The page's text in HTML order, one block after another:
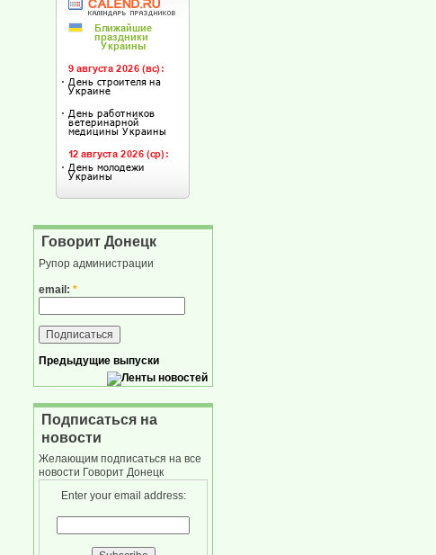
Говорит Донецк
Рупор администрации
email: *
Предыдущие выпуски
Подписаться на
новости
Желающим подписаться на все
новости Говорит Донецк
Enter your email address: